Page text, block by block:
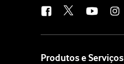
Produtos e Serviços